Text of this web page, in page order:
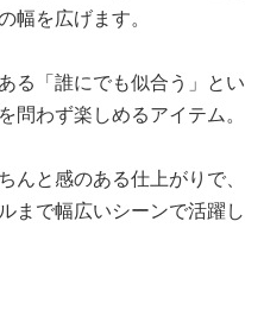
幅を広げます。
る「誰にでも似合う」とい
問わず楽しめるアイテム。
んと感のある仕上がりで、
まで幅広いシーンで活躍し